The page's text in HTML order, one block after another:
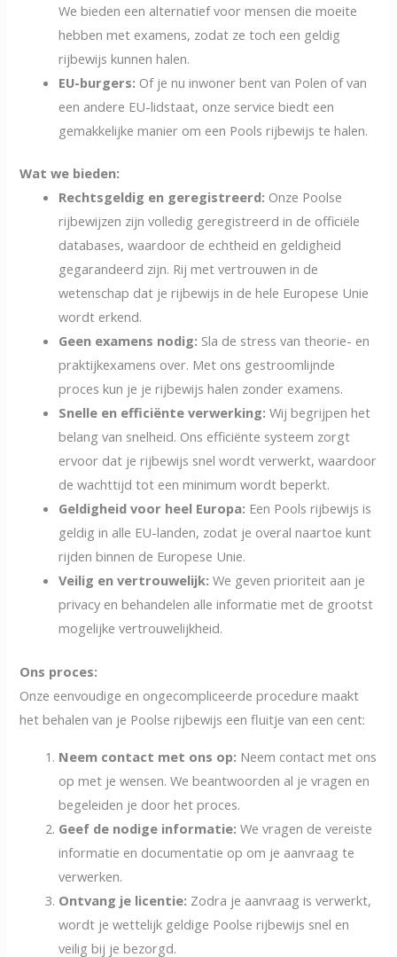
We bieden een alternatief voor mensen die moeite
hebben met examens, zodat ze toch een geldig
rijbewijs kunnen halen.
EU-burgers: Of je nu inwoner bent van Polen of van
een andere EU-lidstaat, onze service biedt een
gemakkelijke manier om een Pools rijbewijs te halen.
Wat we bieden:
Rechtsgeldig en geregistreerd: Onze Poolse
rijbewijzen zijn volledig geregistreerd in de officiële
databases, waardoor de echtheid en geldigheid
gegarandeerd zijn. Rij met vertrouwen in de
wetenschap dat je rijbewijs in de hele Europese Unie
wordt erkend.
Geen examens nodig: Sla de stress van theorie- en
praktijkexamens over. Met ons gestroomlijnde
proces kun je je rijbewijs halen zonder examens.
Snelle en efficiënte verwerking: Wij begrijpen het
belang van snelheid. Ons efficiënte systeem zorgt
ervoor dat je rijbewijs snel wordt verwerkt, waardoor
de wachttijd tot een minimum wordt beperkt.
Geldigheid voor heel Europa: Een Pools rijbewijs is
geldig in alle EU-landen, zodat je overal naartoe kunt
rijden binnen de Europese Unie.
Veilig en vertrouwelijk: We geven prioriteit aan je
privacy en behandelen alle informatie met de grootst
mogelijke vertrouwelijkheid.
Ons proces:
Onze eenvoudige en ongecompliceerde procedure maakt
het behalen van je Poolse rijbewijs een fluitje van een cent:
Neem contact met ons op: Neem contact met ons
op met je wensen. We beantwoorden al je vragen en
begeleiden je door het proces.
Geef de nodige informatie: We vragen de vereiste
informatie en documentatie op om je aanvraag te
verwerken.
Ontvang je licentie: Zodra je aanvraag is verwerkt,
wordt je wettelijk geldige Poolse rijbewijs snel en
veilig bij je bezorgd.